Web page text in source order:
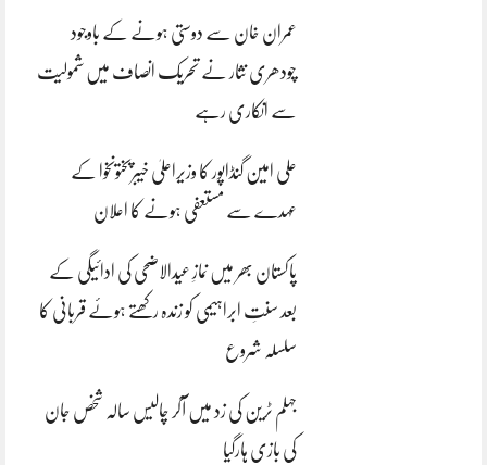
عمران خان سے دوستی ہونے کے باوجود
چودھری نثار نے تحریک انصاف میں شمولیت
سے انکاری رہے
علی امین گنڈاپور کا وزیراعلیٰ خیبرپختونخوا کے
عہدے سے مستعفی ہونے کا اعلان
پاکستان بھر میں نمازِ عیدالاضحی کی ادائیگی کے
بعد سنتِ ابراہیمی کو زندہ رکھتے ہوئے قربانی کا
سلسلہ شروع
جہلم ٹرین کی زد میں آکر چالیس سالہ شخص جان
کی بازی ہارگیا